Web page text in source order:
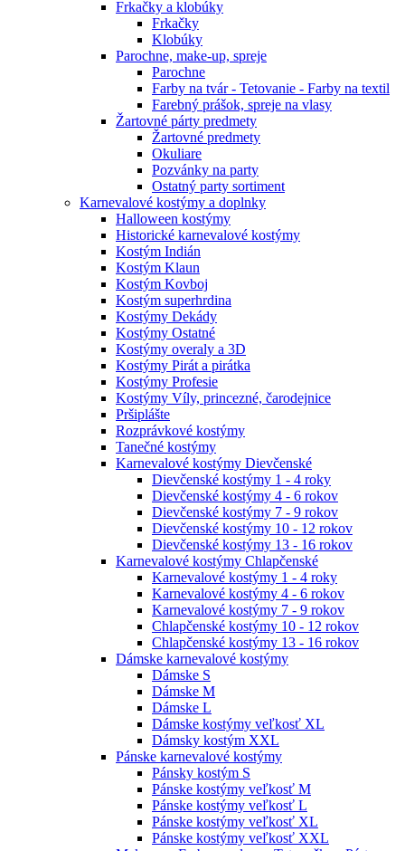
Frkačky a klobúky
Frkačky
Klobúky
Parochne, make-up, spreje
Parochne
Farby na tvár - Tetovanie - Farby na textil
Farebný prášok, spreje na vlasy
Žartovné párty predmety
Žartovné predmety
Okuliare
Pozvánky na party
Ostatný party sortiment
Karnevalové kostýmy a doplnky
Halloween kostýmy
Historické karnevalové kostýmy
Kostým Indián
Kostým Klaun
Kostým Kovboj
Kostým superhrdina
Kostýmy Dekády
Kostýmy Ostatné
Kostýmy overaly a 3D
Kostýmy Pirát a pirátka
Kostýmy Profesie
Kostýmy Víly, princezné, čarodejnice
Pršiplášte
Rozprávkové kostýmy
Tanečné kostýmy
Karnevalové kostýmy Dievčenské
Dievčenské kostýmy 1 - 4 roky
Dievčenské kostýmy 4 - 6 rokov
Dievčenské kostýmy 7 - 9 rokov
Dievčenské kostýmy 10 - 12 rokov
Dievčenské kostýmy 13 - 16 rokov
Karnevalové kostýmy Chlapčenské
Karnevalové kostýmy 1 - 4 roky
Karnevalové kostýmy 4 - 6 rokov
Karnevalové kostýmy 7 - 9 rokov
Chlapčenské kostýmy 10 - 12 rokov
Chlapčenské kostýmy 13 - 16 rokov
Dámske karnevalové kostýmy
Dámske S
Dámske M
Dámske L
Dámske kostýmy veľkosť XL
Dámsky kostým XXL
Pánske karnevalové kostýmy
Pánsky kostým S
Pánske kostýmy veľkosť M
Pánske kostýmy veľkosť L
Pánske kostýmy veľkosť XL
Pánske kostýmy veľkosť XXL